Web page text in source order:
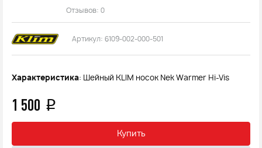
Отзывов: 0
Артикул: 6109-002-000-501
Характеристика: Шейный KLIM носок Nek Warmer Hi-Vis
1 500 q
Купить